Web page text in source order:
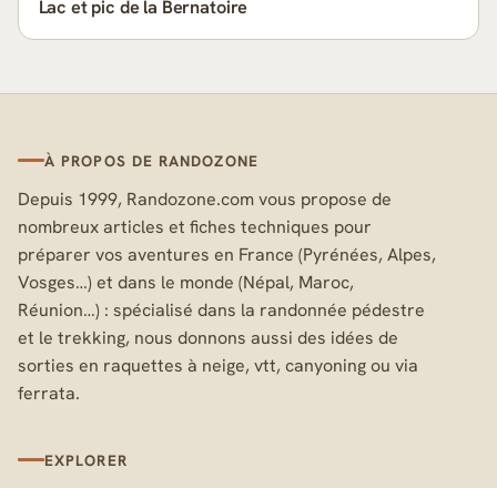
Lac et pic de la Bernatoire
À PROPOS DE RANDOZONE
Depuis 1999, Randozone.com vous propose de
nombreux articles et fiches techniques pour
préparer vos aventures en France (Pyrénées, Alpes,
Vosges…) et dans le monde (Népal, Maroc,
Réunion…) : spécialisé dans la randonnée pédestre
et le trekking, nous donnons aussi des idées de
sorties en raquettes à neige, vtt, canyoning ou via
ferrata.
EXPLORER